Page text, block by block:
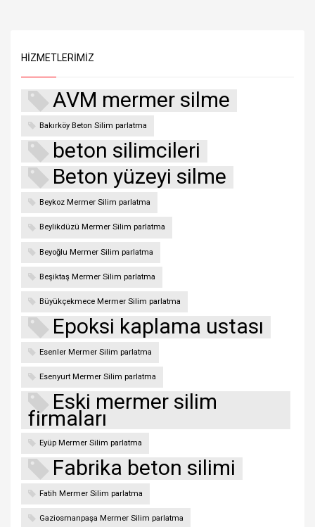
HIZMETLERIMIZ
AVM mermer silme
Bakırköy Beton Silim parlatma
beton silimcileri
Beton yüzeyi silme
Beykoz Mermer Silim parlatma
Beylikdüzü Mermer Silim parlatma
Beyoğlu Mermer Silim parlatma
Beşiktaş Mermer Silim parlatma
Büyükçekmece Mermer Silim parlatma
Epoksi kaplama ustası
Esenler Mermer Silim parlatma
Esenyurt Mermer Silim parlatma
Eski mermer silim
firmaları
Eyüp Mermer Silim parlatma
Fabrika beton silimi
Fatih Mermer Silim parlatma
Gaziosmanpaşa Mermer Silim parlatma